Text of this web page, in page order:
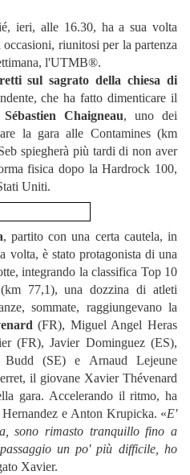
ieri, alle 16.30, ha a sua volta
riunitosi per la partenza
l'UTMB®.
sul sagrato della chiesa di
che ha fatto dimenticare il
Sébastien Chaigneau, uno dei
la gara alle Contamines (km
spiegherà più tardi di non aver
fisica dopo la Hardrock 100,
Uniti.
, partito con una certa cautela, in
volta, è stato protagonista di una
integrando la classifica Top 10
77,1), una dozzina di atleti
sommate, raggiungevano la
(FR), Miguel Angel Heras
(FR), Javier Dominguez (ES),
Budd (SE) e Arnaud Lejeune
il giovane Xavier Thévenard
gara. Accelerando il ritmo, ha
e Anton Krupicka. «E'
sono rimasto tranquillo fino a
un po' più difficile, ho
Xavier.